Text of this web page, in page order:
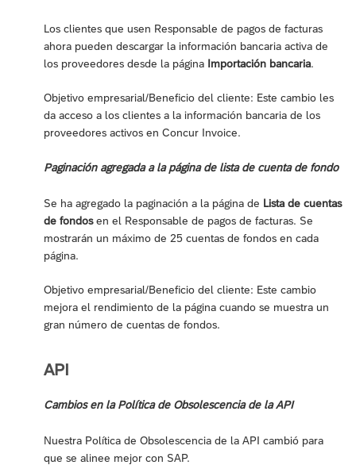
Los clientes que usen Responsable de pagos de facturas
ahora pueden descargar la información bancaria activa de
los proveedores desde la página Importación bancaria.
Objetivo empresarial/Beneficio del cliente: Este cambio les
da acceso a los clientes a la información bancaria de los
proveedores activos en Concur Invoice.
Paginación agregada a la página de lista de cuenta de fondo
Se ha agregado la paginación a la página de Lista de cuentas
de fondosen el Responsable de pagos de facturas. Se
mostrarán un máximo de 25 cuentas de fondos en cada
página.
Objetivo empresarial/Beneficio del cliente: Este cambio
mejora el rendimiento de la página cuando se muestra un
gran número de cuentas de fondos.
API
Cambios en la Política de Obsolescencia de la API
Nuestra Política de Obsolescencia de la API cambió para
que se alinee mejor con SAP.